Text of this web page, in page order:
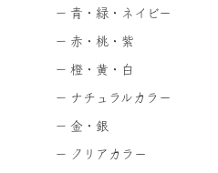
青・緑・ネイビー
赤・桃・紫
橙・黄・白
ナチュラルカラー
金・銀
クリアカラー